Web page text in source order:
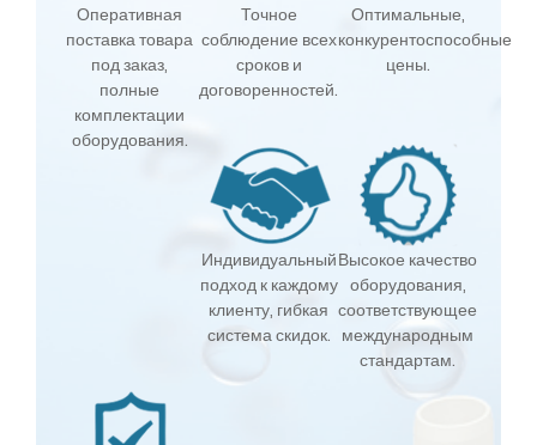
Оперативная
поставка товара
под заказ,
полные
комплектации
оборудования.
Точное
соблюдение всех
сроков и
договоренностей.
Оптимальные,
конкурентоспособные
цены.
Индивидуальный
подход к каждому
клиенту, гибкая
система скидок.
Высокое качество
оборудования,
соответствующее
международным
стандартам.